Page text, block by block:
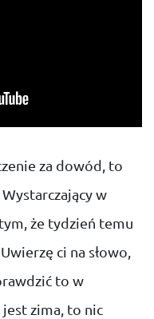
za dowód, to
Wystarczający w
że tydzień temu
ci na słowo,
to w
jest zima, to nic